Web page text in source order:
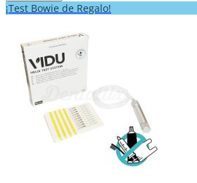
¡Test Bowie de Regalo!